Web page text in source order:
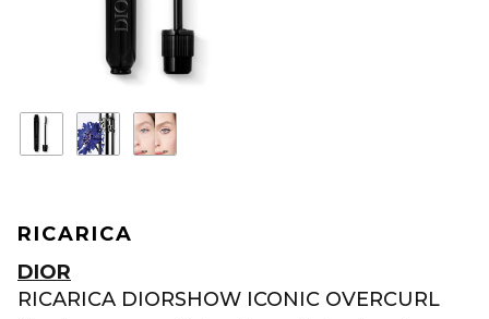
RICARICA
DIOR
RICARICA DIORSHOW ICONIC OVERCURL